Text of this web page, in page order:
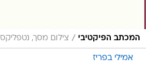
המכתב הפיקטיבי / צילום מסך, נטפליקס
אמילי בפריז